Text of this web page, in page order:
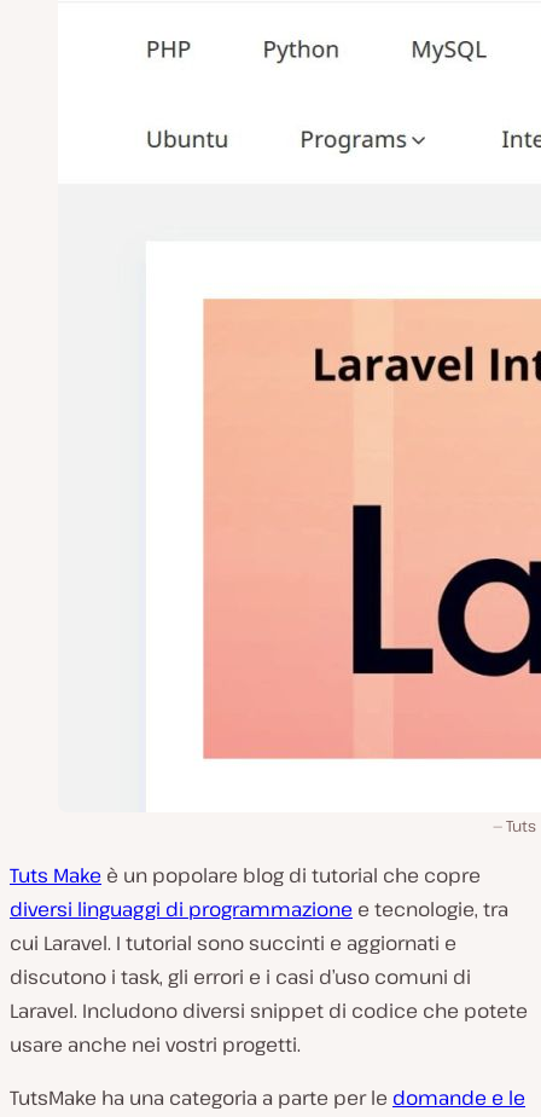
Tuts
Tuts Make è un popolare blog di tutorial che copre
diversi linguaggi di programmazione e tecnologie, tra
cui Laravel. I tutorial sono succinti e aggiornati e
discutono i task, gli errori e i casi d’uso comuni di
Laravel. Includono diversi snippet di codice che potete
usare anche nei vostri progetti.
TutsMake ha una categoria a parte per le domande e le